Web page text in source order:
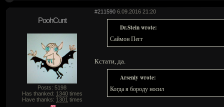
#211590 6.09.2016 21:20
PoohCunt
Posts: 5198
Has thanked: 1340times
Have thanks: 1301 times
Dr.Stein wrote:
Саймон Пегг
Кстати, да.
Arseniy wrote:
Когда я бороду носил